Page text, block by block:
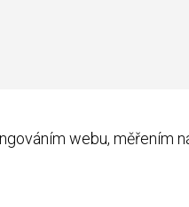
webu, měřením